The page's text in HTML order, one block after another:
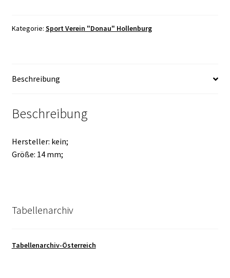
Kategorie: Sport Verein "Donau" Hollenburg
Beschreibung
Beschreibung
Hersteller: kein;
Größe: 14 mm;
Tabellenarchiv
Tabellenarchiv-Österreich